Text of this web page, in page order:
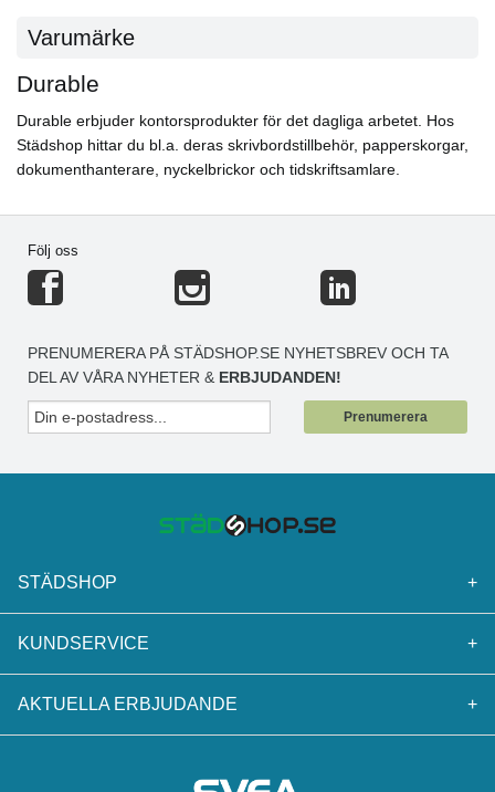
Varumärke
Durable
Durable erbjuder kontorsprodukter för det dagliga arbetet. Hos
Städshop hittar du bl.a. deras skrivbordstillbehör, papperskorgar,
dokumenthanterare, nyckelbrickor och tidskriftsamlare.
Följ oss
PRENUMERERA PÅ STÄDSHOP.SE NYHETSBREV OCH TA
DEL AV VÅRA NYHETER & ERBJUDANDEN!
Prenumerera
STÄDSHOP +
KUNDSERVICE +
AKTUELLA ERBJUDANDE +